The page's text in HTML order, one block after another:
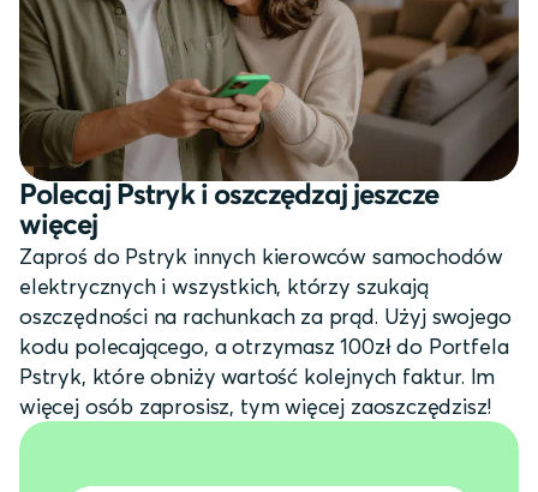
Polecaj Pstryk i oszczędzaj jeszcze
więcej
Zaproś do Pstryk innych kierowców samochodów
elektrycznych i wszystkich, którzy szukają
oszczędności na rachunkach za prąd. Użyj swojego
kodu polecającego, a otrzymasz 100zł do Portfela
Pstryk, które obniży wartość kolejnych faktur. Im
więcej osób zaprosisz, tym więcej zaoszczędzisz!